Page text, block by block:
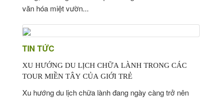
văn hóa miệt vườn...
TIN TỨC
XU HƯỚNG DU LỊCH CHỮA LÀNH TRONG CÁC
TOUR MIỀN TÂY CỦA GIỚI TRẺ
Xu hướng du lịch chữa lành đang ngày càng trở nên